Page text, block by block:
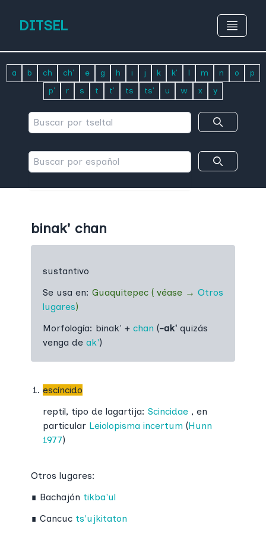
DITSEL
a b ch ch' e g h i j k k' l m n o
p
p'
r s t t' ts ts' u w x y
binak' chan
sustantivo
Se usa en: Guaquitepec ( véase → Otros
lugares)
Morfología: binak' + chan (-ak' quizás
venga de ak')
escíncido
reptil, tipo de lagartija: Scincidae , en
particular Leiolopisma incertum (Hunn
1977)
Otros lugares:
∎ Bachajón tikba'ul
∎ Cancuc ts'ujkitaton